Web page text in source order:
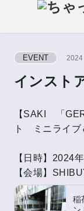
EVENT 2024
インスト
【SAKI 「
ト ミニライブ
【日時】2024
【会場】
稲